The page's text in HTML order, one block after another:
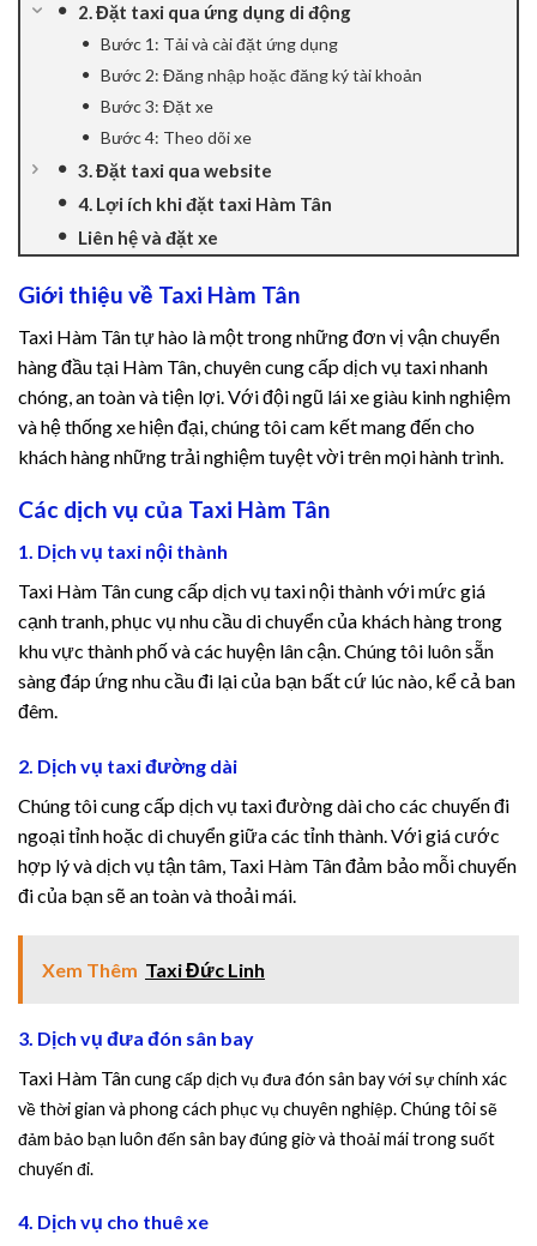
Hacklink Panel
Hacklink panel
Hacklink giriş
Hacklink panel
Hacklink Panel
Hacklink panel
Hacklink panel
Hacklink panel
Hacklink Panel
Hacklink panel
Hacklink panel
Hacklink Panel
Hacklink Panel
Hacklink panel
Hacklink satın al
Hacklink Panel
Hacklink panel
Hacklink Panel
Hacklink panel
2. Đặt taxi qua ứng dụng di động
Bước 1: Tải và cài đặt ứng dụng
Bước 2: Đăng nhập hoặc đăng ký tài khoản
Bước 3: Đặt xe
Bước 4: Theo dõi xe
3. Đặt taxi qua website
4. Lợi ích khi đặt taxi Hàm Tân
Liên hệ và đặt xe
Giới thiệu về Taxi Hàm Tân
Taxi Hàm Tân tự hào là một trong những đơn vị vận chuyển
hàng đầu tại Hàm Tân, chuyên cung cấp dịch vụ taxi nhanh
chóng, an toàn và tiện lợi. Với đội ngũ lái xe giàu kinh nghiệm
và hệ thống xe hiện đại, chúng tôi cam kết mang đến cho
khách hàng những trải nghiệm tuyệt vời trên mọi hành trình.
Các dịch vụ của Taxi Hàm Tân
1. Dịch vụ taxi nội thành
Taxi Hàm Tân cung cấp dịch vụ taxi nội thành với mức giá
cạnh tranh, phục vụ nhu cầu di chuyển của khách hàng trong
khu vực thành phố và các huyện lân cận. Chúng tôi luôn sẵn
sàng đáp ứng nhu cầu đi lại của bạn bất cứ lúc nào, kể cả ban
đêm.
2. Dịch vụ taxi đường dài
Chúng tôi cung cấp dịch vụ taxi đường dài cho các chuyến đi
ngoại tỉnh hoặc di chuyển giữa các tỉnh thành. Với giá cước
hợp lý và dịch vụ tận tâm, Taxi Hàm Tân đảm bảo mỗi chuyến
đi của bạn sẽ an toàn và thoải mái.
Xem Thêm Taxi Đức Linh
3. Dịch vụ đưa đón sân bay
Taxi Hàm Tâncung cấp dịch vụ đưa đón sân bay với sự chính xác
về thời gian và phong cách phục vụ chuyên nghiệp. Chúng tôi sẽ
đảm bảo bạn luôn đến sân bay đúng giờ và thoải mái trong suốt
chuyến đi.
4. Dịch vụ cho thuê xe